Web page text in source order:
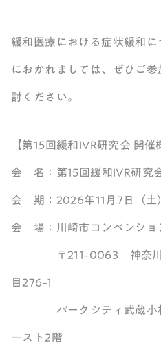
緩和医療における症状緩和
におかれましては、ぜひご
討ください。
【第15回緩和IVR研究会 開催
会 名：第15回緩和IVR研究
会 期：2026年11月7日（土
会 場：川崎市コンベンショ
〒211-0063 神奈川県
目276-1
パークシティ武蔵小杉
ースト2階